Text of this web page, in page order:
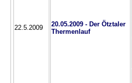
22.5.2009
20.05.2009 - Der Ötztaler
Thermenlauf